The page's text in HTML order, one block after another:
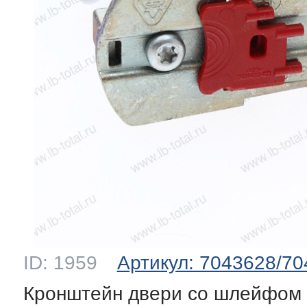
полок
ящиков
балкона
ID: 1959
Артикул: 7043628/
Кронштейн двери со шлейфом